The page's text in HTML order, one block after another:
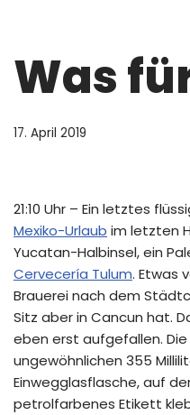
Was
17. April 2019
21:10 Uhr – Ein letztes
Mexiko-Urlaub im letzten
Yucatan-Halbinsel, ein
Cervecería Tulum. Etwas
Brauerei nach dem
Sitz aber in Cancun hat.
eben erst aufgefallen. Die
ungewöhnlichen 355
Einwegglasflasche, auf
petrolfarbenes Etikett